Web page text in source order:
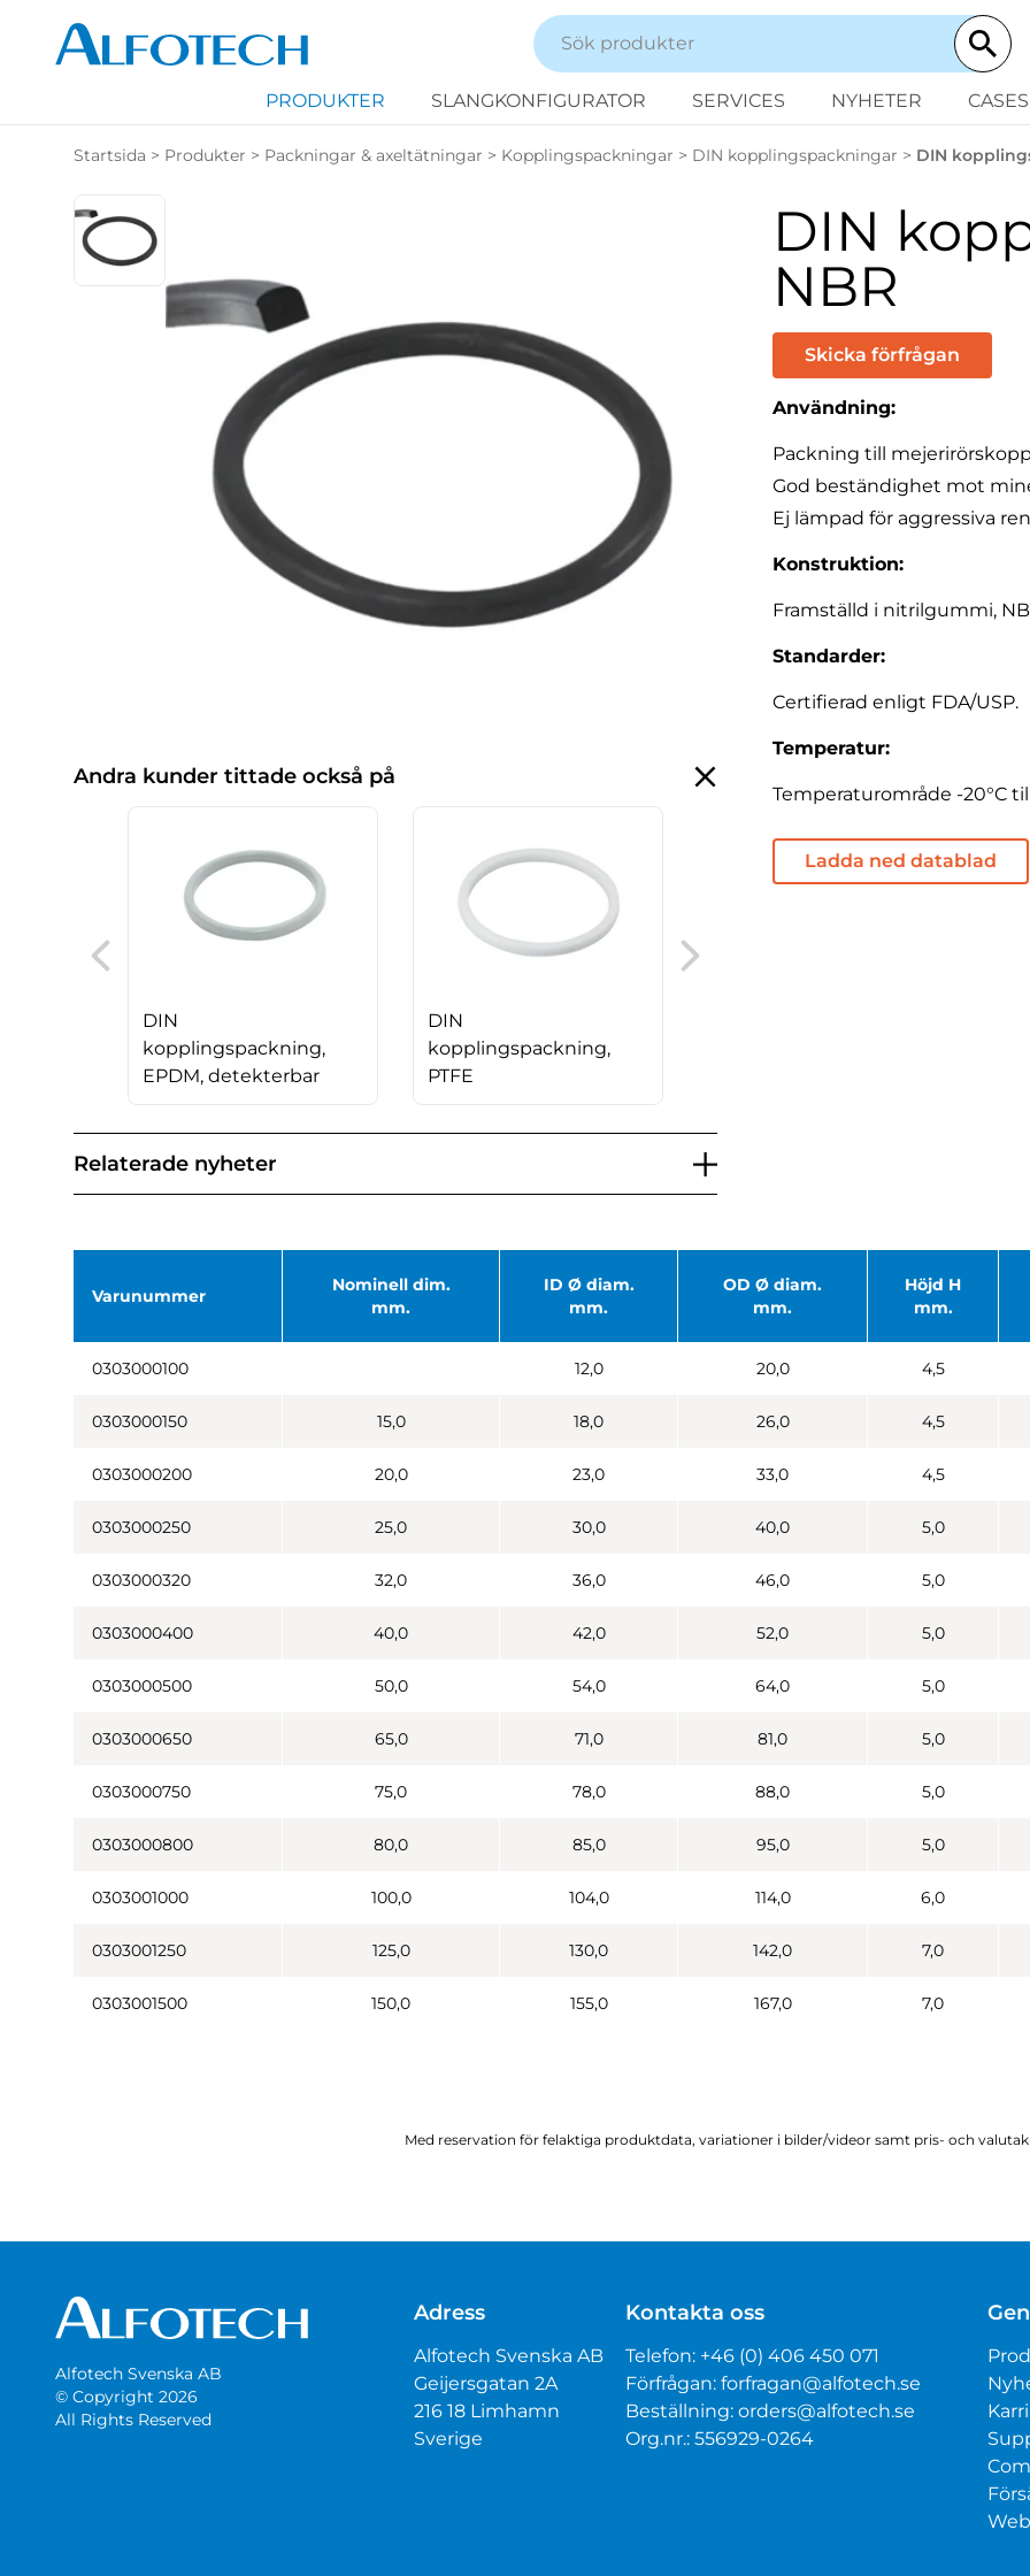
PRODUKTER SLANGKONFIGURATOR SERVICES NYHETER CASES
Startsida > Produkter > Packningar & axeltätningar > Kopplingspackningar > DIN kopplingspackningar > DIN
Andra kunder tittade också på
DIN
kopplingspackning,
EPDM, detekterbar
DIN
kopplingspackning,
PTFE
Relaterade nyheter
DIN
NBR
Skicka förfrågan
Användning:
Packning till
God beständighet mot
Ej lämpad för aggressiva
Konstruktion:
Framställd i nitrilgummi,
Standarder:
Certifierad enligt FDA/USP.
Temperatur:
Temperaturområde -20°C till
Ladda ned datablad
Varunummer
Nominell dim.
mm.
ID Ø diam.
mm.
OD Ø diam.
mm.
Höjd H
mm.
0303000100 12,0 20,0 4,5
0303000150 15,0 18,0 26,0 4,5
0303000200 20,0 23,0 33,0 4,5
0303000250 25,0 30,0 40,0 5,0
0303000320 32,0 36,0 46,0 5,0
0303000400 40,0 42,0 52,0 5,0
0303000500 50,0 54,0 64,0 5,0
0303000650 65,0 71,0 81,0 5,0
0303000750 75,0 78,0 88,0 5,0
0303000800 80,0 85,0 95,0 5,0
0303001000 100,0 104,0 114,0 6,0
0303001250 125,0 130,0 142,0 7,0
0303001500 150,0 155,0 167,0 7,0
Med reservation för felaktiga produktdata, variationer i bilder/videor samt pris- och
Alfotech Svenska AB
© Copyright 2026
All Rights Reserved
Adress
Alfotech Svenska AB
Geijersgatan 2A
216 18 Limhamn
Sverige
Kontakta oss
Telefon: +46 (0) 406 450 071
Förfrågan: forfragan@alfotech.se
Beställning: orders@alfotech.se
Org.nr.: 556929-0264